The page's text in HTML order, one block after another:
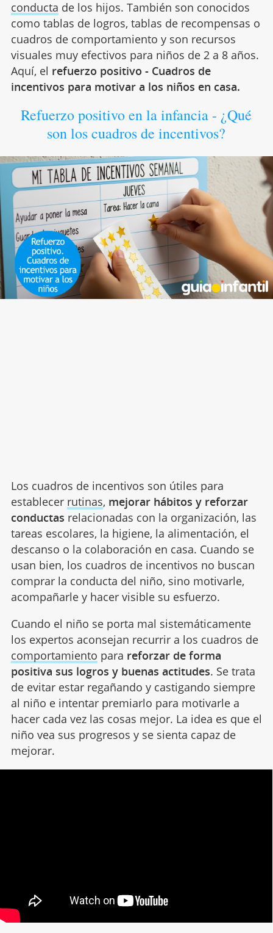
conducta de los hijos. También son conocidos
como tablas de logros, tablas de recompensas o
cuadros de comportamiento y son recursos
visuales muy efectivos para niños de 2 a 8 años.
Aquí, el refuerzo positivo - Cuadros de
incentivos para motivar a los niños en casa.
Refuerzo positivo en la infancia - ¿Qué
son los cuadros de incentivos?
Los cuadros de incentivos son útiles para
establecer rutinas, mejorar hábitos y reforzar
conductas relacionadas con la organización, las
tareas escolares, la higiene, la alimentación, el
descanso o la colaboración en casa. Cuando se
usan bien, los cuadros de incentivos no buscan
comprar la conducta del niño, sino motivarle,
acompañarle y hacer visible su esfuerzo.
Cuando el niño se porta mal sistemáticamente
los expertos aconsejan recurrir a los cuadros de
comportamiento para reforzar de forma
positiva sus logros y buenas actitudes. Se trata
de evitar estar regañando y castigando siempre
al niño e intentar premiarlo para motivarle a
hacer cada vez las cosas mejor. La idea es que el
niño vea sus progresos y se sienta capaz de
mejorar.